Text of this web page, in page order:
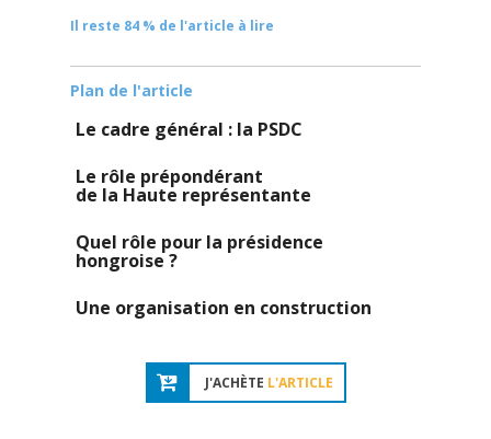
Il reste 84 % de l'article à lire
Plan de l'article
Le cadre général : la PSDC
Le rôle prépondérant
de la Haute représentante
Quel rôle pour la présidence
hongroise ?
Une organisation en construction
J'ACHÈTE L'ARTICLE